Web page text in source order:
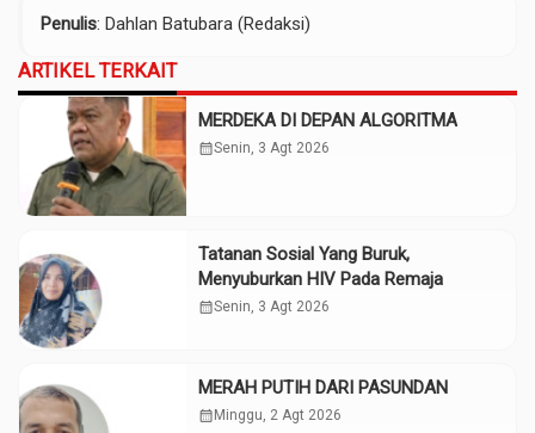
Penulis: Dahlan Batubara (Redaksi)
ARTIKEL TERKAIT
MERDEKA DI DEPAN ALGORITMA
calendar_monthSenin, 3 Agt 2026
Tatanan Sosial Yang Buruk,
Menyuburkan HIV Pada Remaja
calendar_monthSenin, 3 Agt 2026
MERAH PUTIH DARI PASUNDAN
calendar_monthMinggu, 2 Agt 2026